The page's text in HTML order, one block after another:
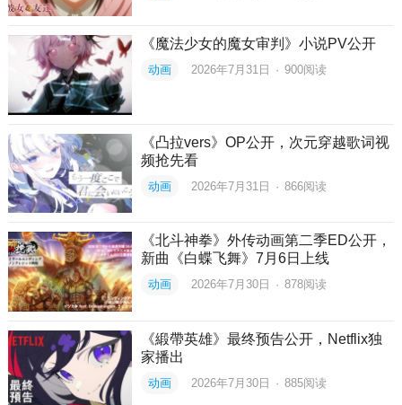
《魔法少女的魔女审判》小说PV公开
动画 2026年7月31日 · 900阅读
《凸拉vers》OP公开，次元穿越歌词视
频抢先看
动画 2026年7月31日 · 866阅读
《北斗神拳》外传动画第二季ED公开，
新曲《白蝶飞舞》7月6日上线
动画 2026年7月30日 · 878阅读
《緞帶英雄》最终预告公开，Netflix独
家播出
动画 2026年7月30日 · 885阅读